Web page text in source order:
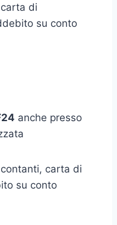
di
su conto
anche presso
carta di
su conto